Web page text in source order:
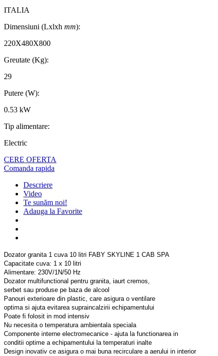
ITALIA
Dimensiuni (Lxlxh mm):
220X480X800
Greutate (Kg):
29
Putere (W):
0.53 kW
Tip alimentare:
Electric
CERE OFERTA
Comanda rapida
Descriere
Video
Te sunăm noi!
Adauga la Favorite
Dozator granita 1 cuva 10 litri FABY SKYLINE 1 CAB SPA
Capacitate cuva: 1 x 10 litri
Alimentare: 230V/1N/50 Hz
Dozator multifunctional pentru granita, iaurt cremos,
serbet sau produse pe baza de alcool
Panouri exterioare din plastic, care asigura o ventilare
optima si ajuta evitarea supraincalzirii echipamentului
Poate fi folosit in mod intensiv
Nu necesita o temperatura ambientala speciala
Componente interne electromecanice - ajuta la functionarea in
conditii optime a echipamentului la temperaturi inalte
Design inovativ ce asigura o mai buna recirculare a aerului in interior